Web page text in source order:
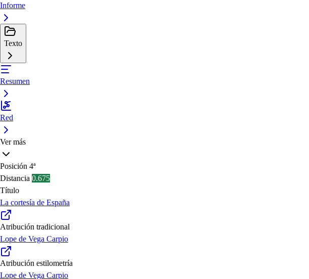
Informe
Texto
Resumen
Red
Ver más
Posición 4ª
Distancia 0.675
Título
La cortesía de España
Atribución tradicional
Lope de Vega Carpio
Atribución estilometría
Lope de Vega Carpio